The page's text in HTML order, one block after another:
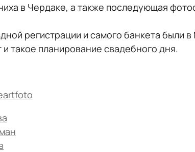
в Чердаке, а также последующая
регистрации и самого банкета были
такое планирование свадебного дня.